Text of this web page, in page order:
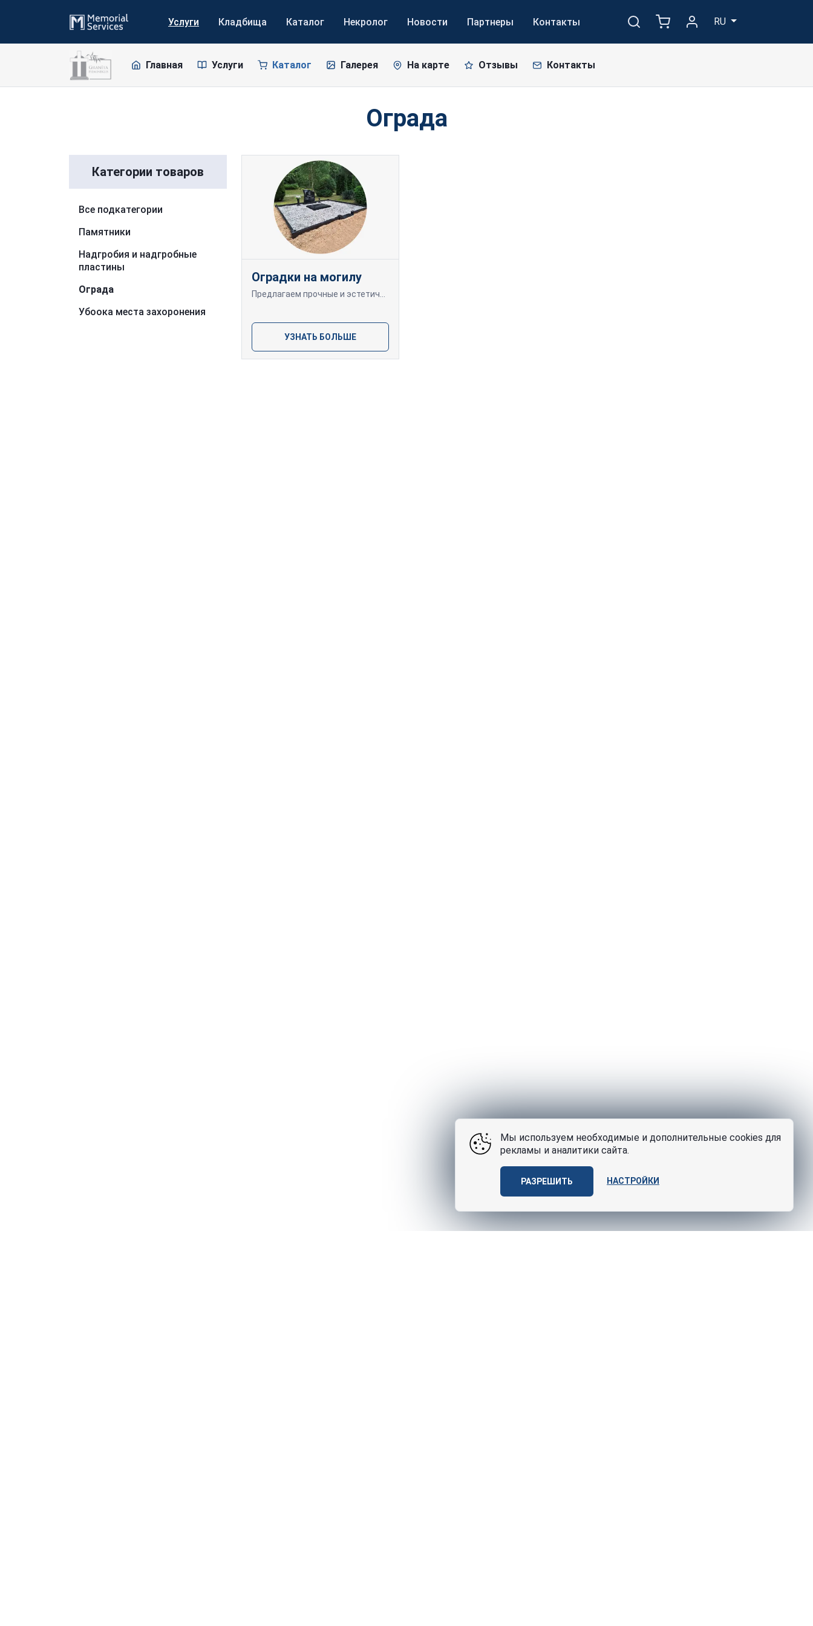
Услуги Кладбища Каталог Некролог Новости Партнеры Контакты RU
Главная Услуги Каталог Галерея На карте Отзывы Контакты
Ограда
Категории товаров
Все подкатегории
Памятники
Надгробия и надгробные
пластины
Ограда
Убоока места захоронения
Оградки на могилу
УЗНАТЬ БОЛЬШЕ
Мы используем необходимые и дополнительные cookies для
рекламы и аналитики сайта.
РАЗРЕШИТЬ НАСТРОЙКИ